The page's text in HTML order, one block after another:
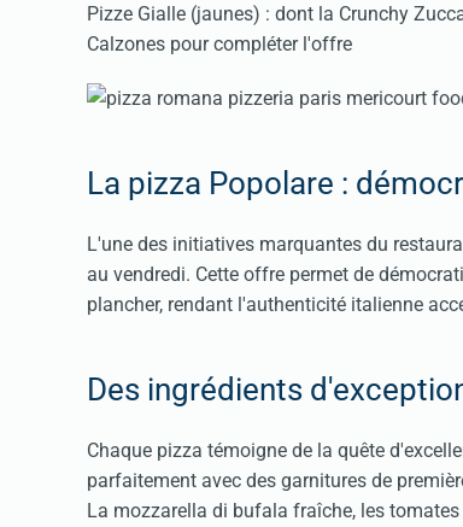
Pizze Gialle (jaunes) : dont la Crunchy
Calzones pour compléter l'offre
La pizza Popolare :
L'une des initiatives marquantes du
au vendredi. Cette offre permet de
plancher, rendant l'authenticité italienne
Des ingrédients
Chaque pizza témoigne de la quête
parfaitement avec des garnitures de
La mozzarella di bufala fraîche, les